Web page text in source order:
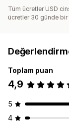
Tüm ücretler USD
ücretler 30 günde bir
Toplam puan
4,9
5
4